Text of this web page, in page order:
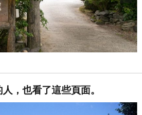
，也看了這些頁面。